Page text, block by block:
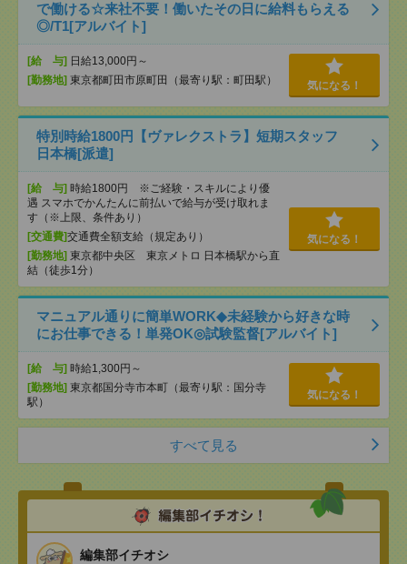
で働ける☆来社不要！働いたその日に給料もらえる
◎/T1[アルバイト]
[給 与] 日給13,000円～
[勤務地] 東京都町田市原町田（最寄り駅：町田駅） 気になる！
特別時給1800円【ヴァレクストラ】短期スタッフ
日本橋[派遣]
[給 与] 時給1800円 ※ご経験・スキルにより優
遇 スマホでかんたんに前払いで給与が受け取れま
す（※上限、条件あり）
[交通費]交通費全額支給（規定あり）
[勤務地] 東京都中央区 東京メトロ 日本橋駅から直
結（徒歩1分）
気になる！
マニュアル通りに簡単WORK◆未経験から好きな時
にお仕事できる！単発OK◎試験監督[アルバイト]
[給 与] 時給1,300円～
[勤務地] 東京都国分寺市本町（最寄り駅：国分寺
駅）
気になる！
すべて見る
編集部イチオシ